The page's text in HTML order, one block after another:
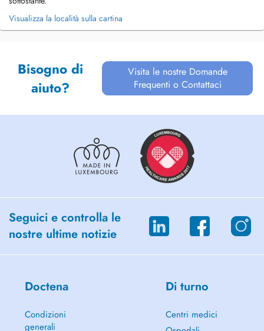
Visualizza la località sulla cartina
Bisogno di
aiuto?
Visita le nostre Domande
Frequenti o Contattaci
Seguici e controlla le
nostre ultime notizie
Doctena
Condizioni
generali
Di turno
Centri medici